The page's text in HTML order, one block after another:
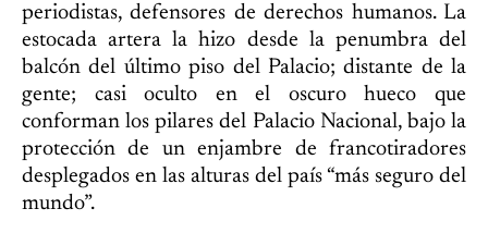
periodistas, defensores de derechos humanos. La
estocada artera la hizo desde la penumbra del
balcón del último piso del Palacio; distante de la
gente; casi oculto en el oscuro hueco que
conforman los pilares del Palacio Nacional, bajo la
protección de un enjambre de francotiradores
desplegados en las alturas del país “más seguro del
mundo”.